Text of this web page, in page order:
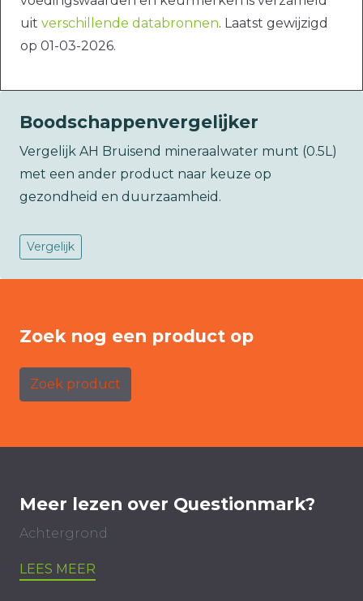
uit verschillende databronnen. Laatst gewijzigd
op 01-03-2026.
Boodschappenvergelijker
Vergelijk AH Bruisend mineraalwater munt (0.5L)
met een ander product naar keuze op
gezondheid en duurzaamheid.
Vergelijk
Zoek nog een product op
Zoek product
Meer lezen over Questionmark?
Achtergrond
LEES MEER